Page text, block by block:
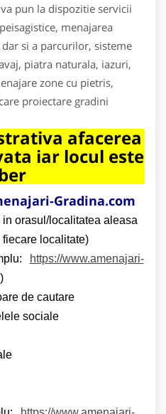
pun la dispozitie servicii
menajarea
si a parcurilor, sisteme
piatra naturala, iazuri,
zone cu pietris,
proiectare gradini
afacerea
iar locul este
Gradina.com
in orasul/localitatea aleasa
fiecare localitate)
https://www.amenajari-
)
de cautare
sociale